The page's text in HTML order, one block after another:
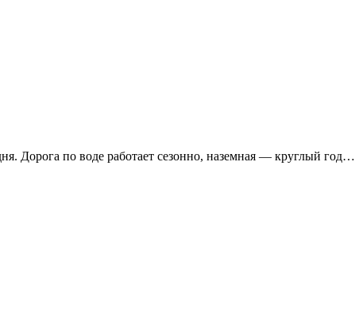
Дорога по воде работает сезонно, наземная — круглый год…